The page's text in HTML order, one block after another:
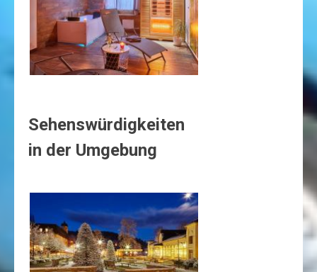
Sehenswürdigkeiten
in der Umgebung